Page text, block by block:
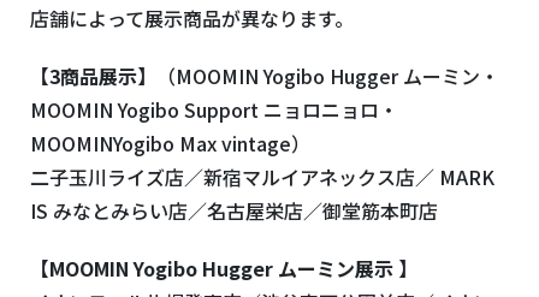
店舗によって展示商品が異なります。
【3商品展示】
（MOOMIN Yogibo Hugger ムーミン・
MOOMIN Yogibo Support ニョロニョロ・
MOOMINYogibo Max vintage）
二子玉川ライズ店／新宿マルイアネックス店／ MARK
IS みなとみらい店／名古屋栄店／御堂筋本町店
【MOOMIN Yogibo Hugger ムーミン展示 】